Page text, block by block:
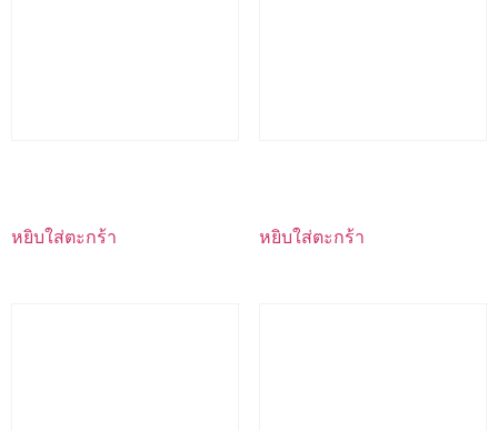
หยิบใส่ตะกร้า หยิบใส่ตะกร้า